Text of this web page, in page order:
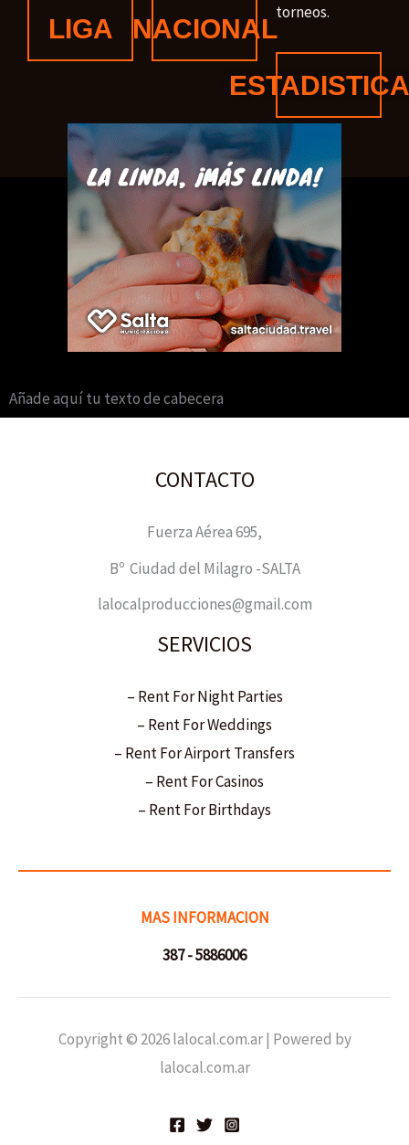
LIGA NACIONAL
torneos.
Añade aquí tu texto de cabecera
CONTACTO
Fuerza Aérea 695,
Bº Ciudad del Milagro -SALTA
lalocalproducciones@gmail.com
SERVICIOS
– Rent For Night Parties
– Rent For Weddings
– Rent For Airport Transfers
– Rent For Casinos
– Rent For Birthdays
MAS INFORMACION
387 - 5886006
Copyright © 2026 lalocal.com.ar | Powered by
lalocal.com.ar